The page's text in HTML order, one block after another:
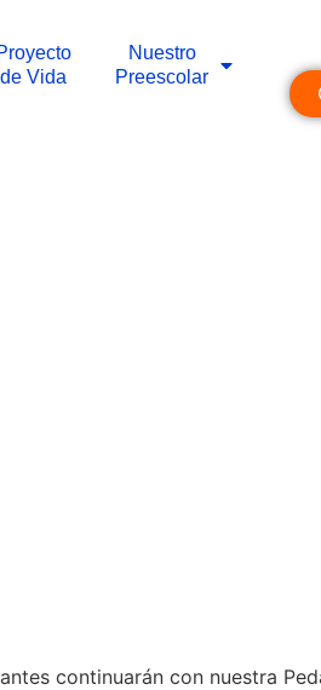
de Vida
Nuestro
Preescolar
continuarán con nuestra